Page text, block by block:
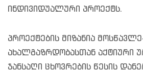
ინდივიდუალური პროექტს.
პროექტების მიზანია
ახალგაზრდობასთან აქტიური
ჯანსაღი ცხოვრების წესის